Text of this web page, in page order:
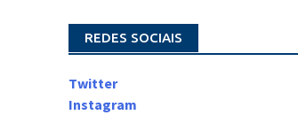
REDES SOCIAIS
Twitter
Instagram